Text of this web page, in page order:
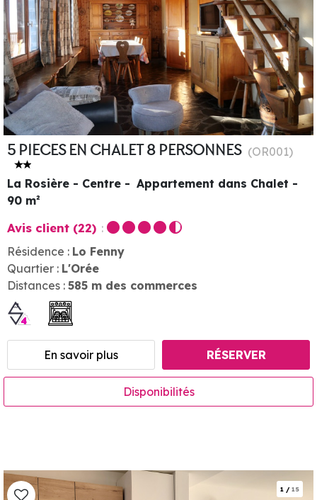
5 PIECES EN CHALET 8 PERSONNES (OR001)
La Rosière - Centre
Appartement dans Chalet
90 m²
Avis client (22)
Résidence : Lo Fenny
Quartier : L'Orée
Distances : 585 m des commerces
En savoir plus RÉSERVER
Disponibilités
1 / 15